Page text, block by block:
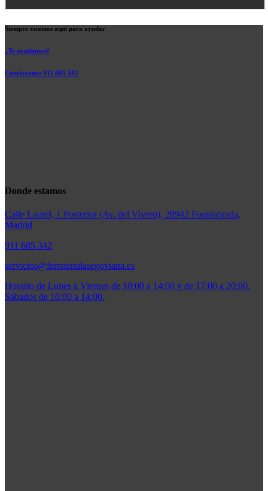
Siempre estamos aquí para ayudar
¿Te ayudamos?
Contáctanos 911 685 342
Donde estamos
Calle Laurel, 1 Posterior (Av. del Vivero), 28942 Fuenlabrada,
Madrid
911 685 342
servicios@ferreterialasegoviana.es
Horario de Lunes a Viernes de 10:00 a 14:00 y de 17:00 a 20:00.
Sábados de 10:00 a 14:00.